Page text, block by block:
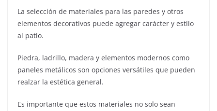
La selección de materiales para las paredes y otros
elementos decorativos puede agregar carácter y estilo
al patio.
Piedra, ladrillo, madera y elementos modernos como
paneles metálicos son opciones versátiles que pueden
realzar la estética general.
Es importante que estos materiales no solo sean